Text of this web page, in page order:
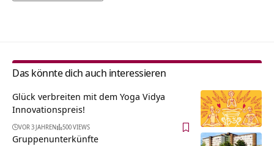
Das könnte dich auch interessieren
Glück verbreiten mit dem Yoga Vidya
Innovationspreis!
VOR 3 JAHREN 500 VIEWS
Gruppenunterkünfte